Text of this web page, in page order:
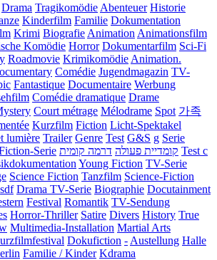
Drama Tragikomödie Abenteuer Historie
Kinderfilm Familie Dokumentation
Krimi Biografie Animation Animationsfilm
Komödie Horror Dokumentarfilm Sci-Fi
Roadmovie Krimikomödie Animation.
Comédie Jugendmagazin TV-
Fantastique Documentaire Werbung
Comédie dramatique Drame
Court métrage Mélodrame Spot 가족
Kurzfilm Fiction Licht-Spektakel
lumière Trailer Genre Test G&S g Serie
Serie קומדיית פעולה דרמה קומית
Test c
Young Fiction TV-Serie
Science Fiction Tanzfilm Science-Fiction
sdf Drama TV-Serie Biographie Docutainment
Festival Romantik TV-Sendung
Horror-Thriller Satire Divers History True
Multimedia-Installation Martial Arts
Dokufiction - Austellung Halle
Familie / Kinder Kdrama